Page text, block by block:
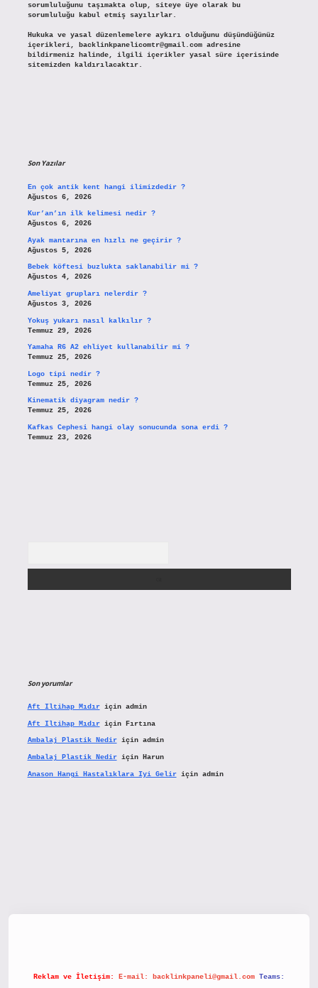
sorumluluğunu taşımakta olup, siteye üye olarak bu
sorumluluğu kabul etmiş sayılırlar.
Hukuka ve yasal düzenlemelere aykırı olduğunu düşündüğünüz
içerikleri,
backlinkpanelicomtr@gmail.comadresine
bildirmeniz halinde, ilgili içerikler yasal süre içerisinde
sitemizden kaldırılacaktır.
Son Yazılar
En çok antik kent hangi ilimizdedir ?
Ağustos 6, 2026
Kur’an’ın ilk kelimesi nedir ?
Ağustos 6, 2026
Ayak mantarına en hızlı ne geçirir ?
Ağustos 5, 2026
Bebek köftesi buzlukta saklanabilir mi ?
Ağustos 4, 2026
Ameliyat grupları nelerdir ?
Ağustos 3, 2026
Yokuş yukarı nasıl kalkılır ?
Temmuz 29, 2026
Yamaha R6 A2 ehliyet kullanabilir mi ?
Temmuz 25, 2026
Logo tipi nedir ?
Temmuz 25, 2026
Kinematik diyagram nedir ?
Temmuz 25, 2026
Kafkas Cephesi hangi olay sonucunda sona erdi ?
Temmuz 23, 2026
Son yorumlar
Aft Iltihap Mıdıriçin admin
Aft Iltihap Mıdıriçin Fırtına
Ambalaj Plastik Nediriçin admin
Ambalaj Plastik Nediriçin Harun
Anason Hangi Hastalıklara Iyi Geliriçin admin
Reklam ve İletişim: E-mail: backlinkpaneli@gmail.com Teams: